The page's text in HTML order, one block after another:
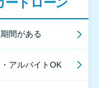
ードローン
間がある
アルバイトOK